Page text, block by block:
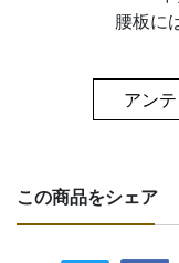
腰板に
アン
この商品をシェア